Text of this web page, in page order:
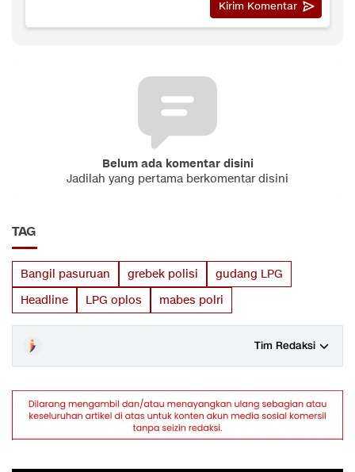
Belum ada komentar disini
Jadilah yang pertama berkomentar disini
TAG
Bangil pasuruan grebek polisi
gudang LPG
Headline
LPG oplos mabes polri
Tim Redaksi